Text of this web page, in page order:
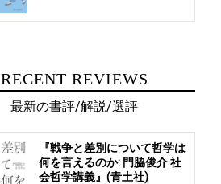
RECENT REVIEWS
最新の書評/解説/選評
『戦争と差別について哲学は
何を言えるのか: 門脇俊介 社
会哲学講義』(青土社)